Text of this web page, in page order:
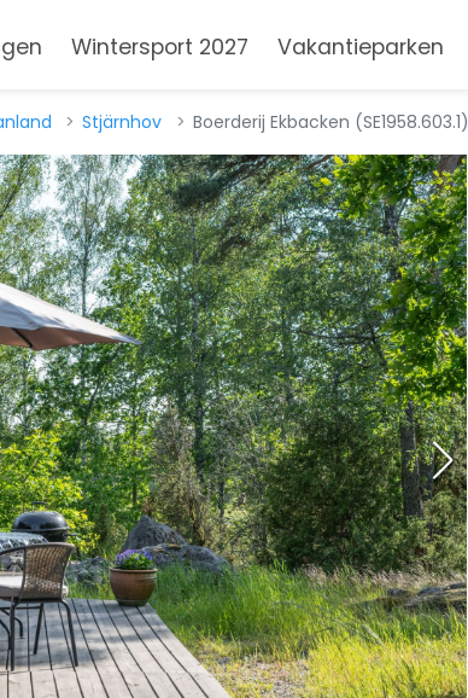
Wintersport 2027 Vakantieparken
Stjärnhov Boerderij Ekbacken (SE1958.603.1)